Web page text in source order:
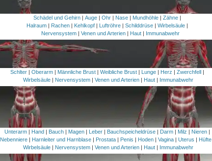
Schädel und Gehirn |Auge |Ohr | Nase | Mundhöhle |Zähne |
Halraum | Rachen | Kehlkopf | Luftröhre |Schilddrüse |Wirbelsäule |
Nervensystem| Venen und Arterien| Haut| Immunabwehr
Schlter |Oberarm Männliche Brust |Weibliche Brust Lunge Herz |Zwerchfell
Wirbelsäule| Nervensystem| Venen und Arterien| Haut| Immunabwehr
Unterarm | Hand | Bauch | Magen | Leber | Bauchspeicheldrüse | Darm | Milz | Nieren |
Nebenniere | Harnleiter und Harnblase | Prostata | Penis | Hoden |Vagina |Uterus | Hüfte
Wirbelsäule| Nervensystem| Venen und Arterien| Haut| Immunabwehr